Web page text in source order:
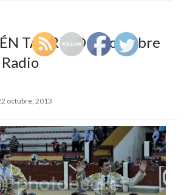
TAURINO 22 octubre
octubre, 2013